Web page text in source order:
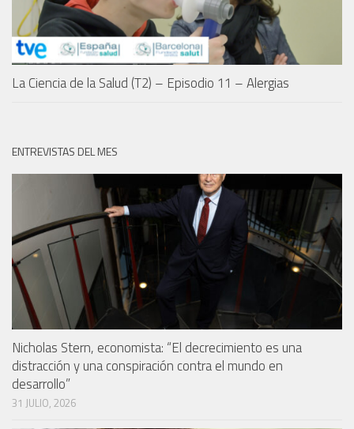
La Ciencia de la Salud (T2) – Episodio 11 – Alergias
ENTREVISTAS DEL MES
Nicholas Stern, economista: “El decrecimiento es una
distracción y una conspiración contra el mundo en
desarrollo”
31 JULIO, 2026